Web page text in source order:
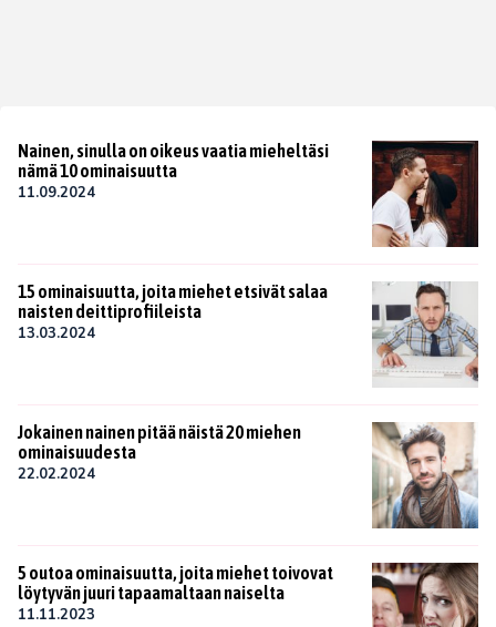
Nainen, sinulla on oikeus vaatia mieheltäsi
nämä 10 ominaisuutta
11.09.2024
15 ominaisuutta, joita miehet etsivät salaa
naisten deittiprofiileista
13.03.2024
Jokainen nainen pitää näistä 20 miehen
ominaisuudesta
22.02.2024
5 outoa ominaisuutta, joita miehet toivovat
löytyvän juuri tapaamaltaan naiselta
11.11.2023